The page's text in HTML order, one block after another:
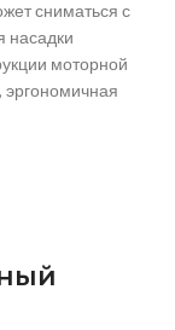
сниматься с
насадки
моторной
эргономичная